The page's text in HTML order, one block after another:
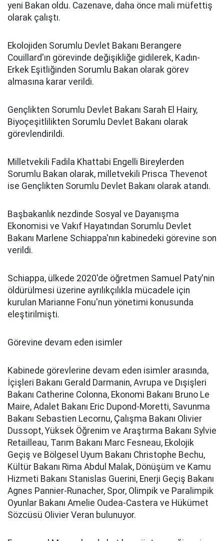
yeni Bakan oldu. Cazenave, daha önce mali müfettiş
olarak çalıştı.
Ekolojiden Sorumlu Devlet Bakanı Berangere
Couillard'ın görevinde değişikliğe gidilerek, Kadın-
Erkek Eşitliğinden Sorumlu Bakan olarak görev
almasına karar verildi.
Gençlikten Sorumlu Devlet Bakanı Sarah El Hairy,
Biyoçeşitlilikten Sorumlu Devlet Bakanı olarak
görevlendirildi.
Milletvekili Fadila Khattabi Engelli Bireylerden
Sorumlu Bakan olarak, milletvekili Prisca Thevenot
ise Gençlikten Sorumlu Devlet Bakanı olarak atandı.
Başbakanlık nezdinde Sosyal ve Dayanışma
Ekonomisi ve Vakıf Hayatından Sorumlu Devlet
Bakanı Marlene Schiappa'nın kabinedeki görevine son
verildi.
Schiappa, ülkede 2020'de öğretmen Samuel Paty'nin
öldürülmesi üzerine ayrılıkçılıkla mücadele için
kurulan Marianne Fonu'nun yönetimi konusunda
eleştirilmişti.
Görevine devam eden isimler
Kabinede görevlerine devam eden isimler arasında,
İçişleri Bakanı Gerald Darmanin, Avrupa ve Dışişleri
Bakanı Catherine Colonna, Ekonomi Bakanı Bruno Le
Maire, Adalet Bakanı Eric Dupond-Moretti, Savunma
Bakanı Sebastien Lecornu, Çalışma Bakanı Olivier
Dussopt, Yüksek Öğrenim ve Araştırma Bakanı Sylvie
Retailleau, Tarım Bakanı Marc Fesneau, Ekolojik
Geçiş ve Bölgesel Uyum Bakanı Christophe Bechu,
Kültür Bakanı Rima Abdul Malak, Dönüşüm ve Kamu
Hizmeti Bakanı Stanislas Guerini, Enerji Geçiş Bakanı
Agnes Pannier-Runacher, Spor, Olimpik ve Paralimpik
Oyunlar Bakanı Amelie Oudea-Castera ve Hükümet
Sözcüsü Olivier Veran bulunuyor.